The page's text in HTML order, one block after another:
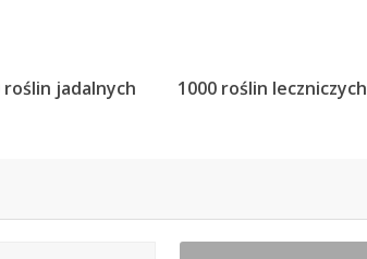
roślin jadalnych 1000 roślin leczniczych